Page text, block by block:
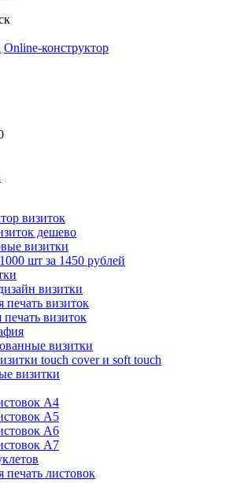
Online-конструктор
визиток
дешево
визитки
шт за 1450 рублей
визитки
печать визиток
визиток
визитки
touch cover и soft touch
визитки
А4
А5
А6
А7
печать листовок